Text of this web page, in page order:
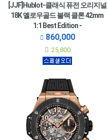
[JJF]Hublot-클래식 퓨전 오리지널
18K 옐로우골드 블랙 클론 42mm
1:1 Best Edition -
542.VX.1230.RX.MDM
860,000
25,800